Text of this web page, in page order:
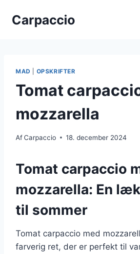
Carpaccio
MAD OPSKRIFTER
Tomat
mozzarella
AfCarpaccio 18. december 2024
Tomat carpaccio
mozzarella: En
til sommer
Tomat carpaccio med
farverig ret, der er perfekt til